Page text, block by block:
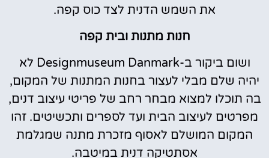
את השמש הדנית לצד כוס קפה.
חנות מתנות ובית קפה
ושום ביקור ב-Designmuseum Danmark לא
יהיה שלם מבלי לעצור בחנות המתנות של המקום,
בה תוכלו למצוא מבחר רחב של פריטי עיצוב דנים,
מפרטים לעיצוב הבית ועד לספרים ותכשיטים. זהו
המקום המושלם לאסוף מזכרת מתנה שמגלמת
אסתטיקה דנית במיטבה.